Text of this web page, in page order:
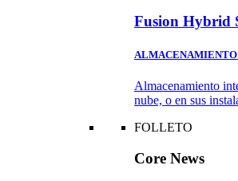
Fusion Hybrid
ALMACENAMIENTO
Almacenamiento
nube, o en sus
FOLLETO
Core News